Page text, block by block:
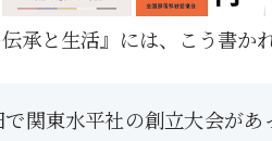
承と生活』には、こう書か
関東水平社の創立大会が